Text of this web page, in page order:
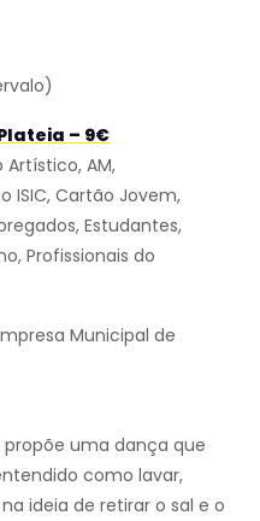
– 9€
Artístico, AM,
ISIC, Cartão Jovem,
Estudantes,
Profissionais do
Municipal de
propõe uma dança que
como lavar,
ideia de retirar o sal e o